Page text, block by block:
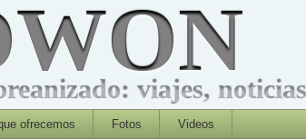
viajes,
que ofrecemos Fotos Videos